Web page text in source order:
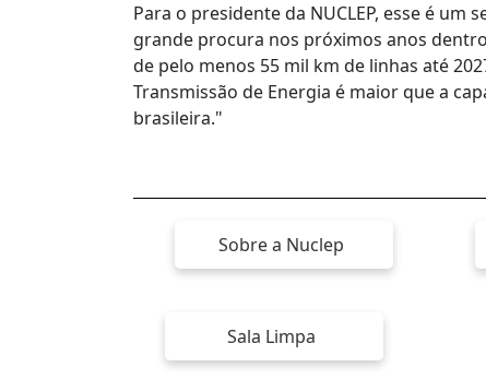
Para o presidente da NUCLEP, esse é um
grande procura nos próximos anos
de pelo menos 55 mil km de linhas até
Transmissão de Energia é maior que a
brasileira."
Sobre a Nuclep
Sala Limpa